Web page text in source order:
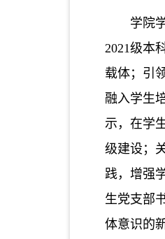
学院
2021级本
载体；引
融入学生
示，在学
级建设；
践，增强
生党支部
体意识的